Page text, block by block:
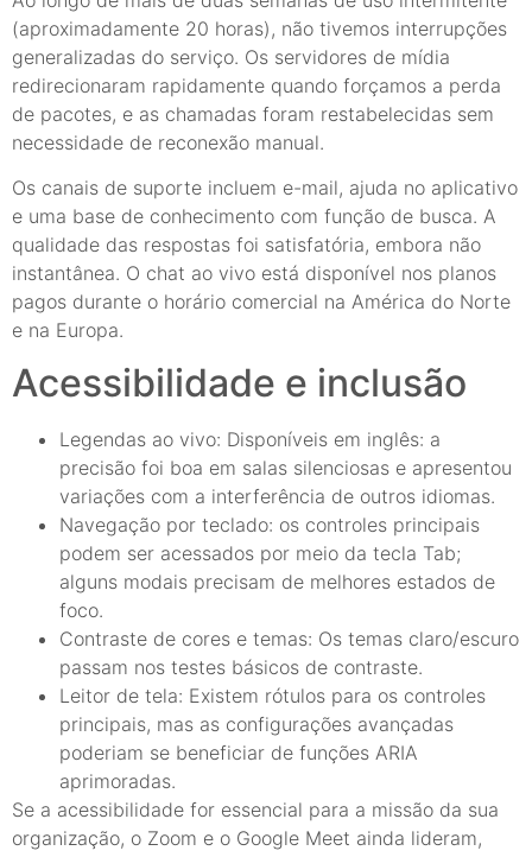
(aproximadamente 20 horas), não tivemos interrupções
generalizadas do serviço. Os servidores de mídia
redirecionaram rapidamente quando forçamos a perda
de pacotes, e as chamadas foram restabelecidas sem
necessidade de reconexão manual.
Os canais de suporte incluem e-mail, ajuda no aplicativo
e uma base de conhecimento com função de busca. A
qualidade das respostas foi satisfatória, embora não
instantânea. O chat ao vivo está disponível nos planos
pagos durante o horário comercial na América do Norte
e na Europa.
Acessibilidade e inclusão
Legendas ao vivo: Disponíveis em inglês: a
precisão foi boa em salas silenciosas e apresentou
variações com a interferência de outros idiomas.
Navegação por teclado: os controles principais
podem ser acessados por meio da tecla Tab;
alguns modais precisam de melhores estados de
foco.
Contraste de cores e temas: Os temas claro/escuro
passam nos testes básicos de contraste.
Leitor de tela: Existem rótulos para os controles
principais, mas as configurações avançadas
poderiam se beneficiar de funções ARIA
aprimoradas.
Se a acessibilidade for essencial para a missão da sua
organização, o Zoom e o Google Meet ainda lideram,